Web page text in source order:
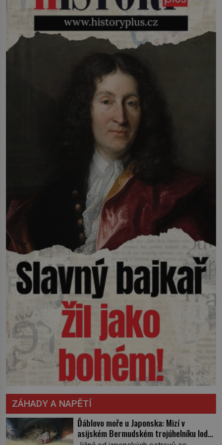
(1927–2005), který během vlastní
svatby přijde […]
ZÁHADY A NAPĚTÍ
Ďáblovo moře u Japonska: Mizí v
asijském Bermudském trojúhelníku lodě